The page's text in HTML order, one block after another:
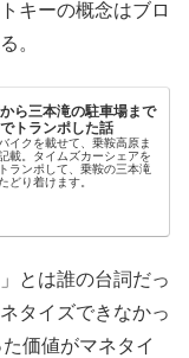
キーの概念はブロ
。
ら三本滝の駐車場まで
トランポした話
イクを載せて、乗鞍高原ま
載。タイムズカーシェアを
ランポして、乗鞍の三本滝
どり着けます。
とは誰の台詞だっ
タイズできなかっ
価値がマネタイ